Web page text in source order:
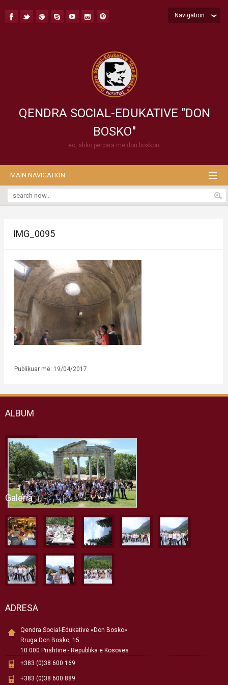
QENDRA SOCIAL-EDUKATIVE "DON
BOSKO"
ec, shko përpara me don boskon!
Navigation
MAIN NAVIGATION
IMG_0095
Publikuar më: 19/04/2017
ALBUM
Galeria
ADRESA
Qendra Social-Edukative «Don Bosko»
Rruga Don Bosko, 15
10 000 Prishtinë - Republika e Kosovës
+383 (0)38 600 169
+383 (0)38 600 889